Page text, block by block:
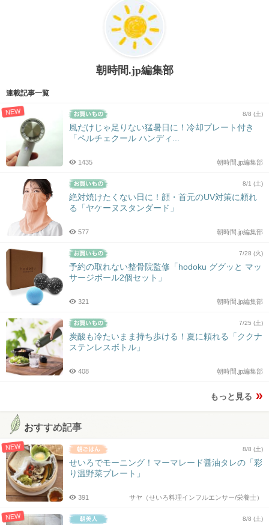
朝時間.jp編集部
連載記事一覧
NEW 8/8 (土)
風だけじゃ足りない猛暑日に！冷却プレート付き
「ペルチェクール ハンディ...
朝時間.jp編集部
1435
8/1 (土)
絶対焼けたくない日に！顔・首元のUV対策に頼れ
る「ヤケーヌスタンダード」
朝時間.jp編集部
577
7/28 (火)
予約の取れない整骨院監修「hodoku ググッと マッ
サージボール2個セット」
朝時間.jp編集部
321
7/25 (土)
炭酸も冷たいまま持ち歩ける！夏に頼れる「ククナ
ステンレスボトル」
朝時間.jp編集部
408
もっと見る
おすすめ記事
NEW 8/8 (土)
せいろでモーニング！マーマレード醤油タレの「彩
り温野菜プレート」
サヤ（せいろ料理インフルエンサー/栄養士）
391
NEW 8/8 (土)